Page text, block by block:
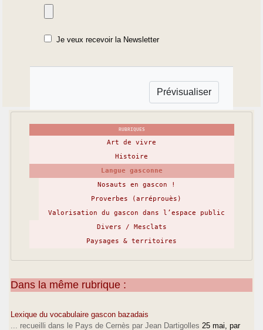
Je veux recevoir la Newsletter
RUBRIQUES
Art de vivre
Histoire
Langue gasconne
Nosauts en gascon !
Proverbes (arréprouès)
Valorisation du gascon dans l’espace public
Divers / Mesclats
Paysages & territoires
Dans la même rubrique :
Lexique du vocabulaire gascon bazadais
... recueilli dans le Pays de Cernès par Jean Dartigolles 25 mai , par